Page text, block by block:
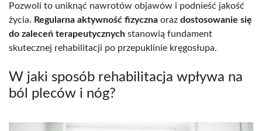
Pozwoli to uniknąć nawrotów objawów i podnieść jakość
życia. Regularna aktywność fizyczna oraz dostosowanie się
do zaleceń terapeutycznych stanowią fundament
skutecznej rehabilitacji po przepuklinie kręgosłupa.
W jaki sposób rehabilitacja wpływa na
ból pleców i nóg?